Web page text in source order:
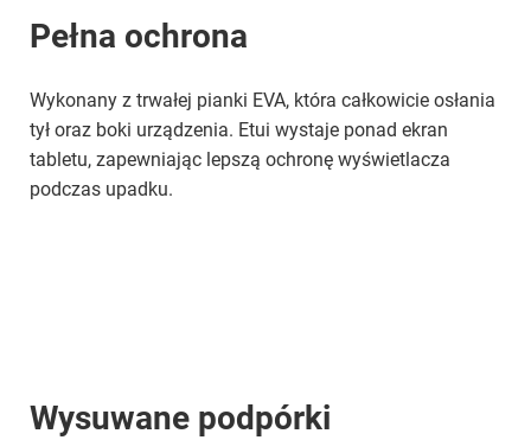
Pełna ochrona
Wykonany z trwałej pianki EVA, która całkowicie osłania
tył oraz boki urządzenia. Etui wystaje ponad ekran
tabletu, zapewniając lepszą ochronę wyświetlacza
podczas upadku.
Wysuwane podpórki